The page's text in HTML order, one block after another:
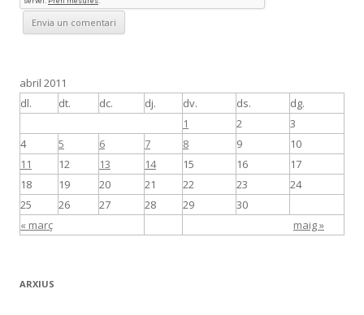
abril 2011
dl.
dt. dc. dj. dv. ds. dg.
« març maig »
1 2
3
4
5 6 7 8 9
10
11
12 13 14 15 16
17
18
19 20 21 22 23
24
25
26 27 28 29 30
ARXIUS